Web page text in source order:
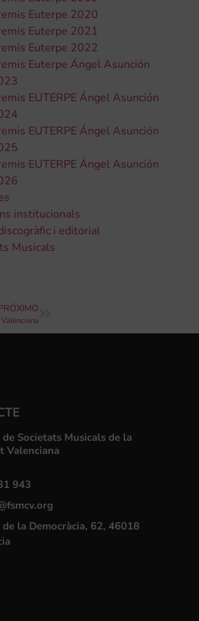
Euterpe 2020
Euterpe 2021
Euterpe 2022
Euterpe Ángel Asunción
EUTERPE Ángel Asunción
EUTERPE Ángel Asunción
EUTERPE Ángel Asunción
institucionals
i editorial
Musicals
de Societats Musicals de la
Valenciana
943
de la Democràcia, 62, 46018